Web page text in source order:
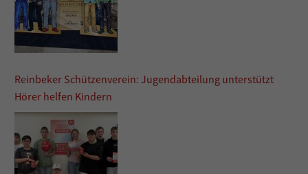
Reinbeker Schützenverein: Jugendabteilung unterstützt
Hörer helfen Kindern